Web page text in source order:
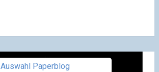
Auswahl Paperblog